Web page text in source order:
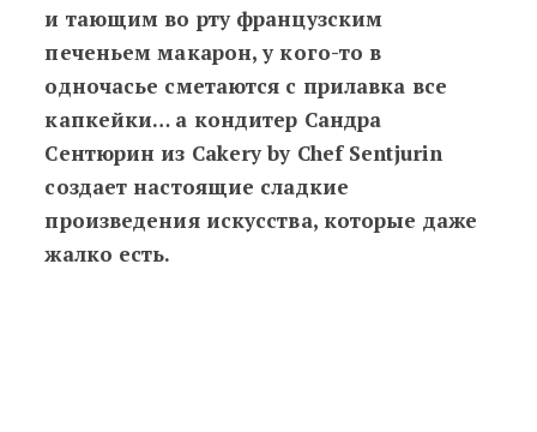
и тающим во рту французским
печеньем макарон, у кого-то в
одночасье сметаются с прилавка все
капкейки… а кондитер Сандра
Сентюрин из Cakery by Chef Sentjurin
создает настоящие сладкие
произведения искусства, которые даже
жалко есть.